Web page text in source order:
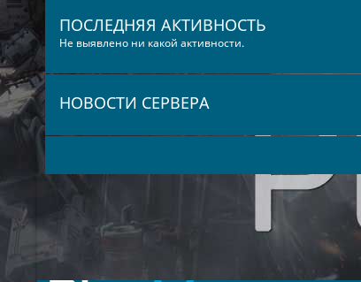
ПОСЛЕДНЯЯ АКТИВНОСТЬ
Не выявлено ни какой активности.
НОВОСТИ СЕРВЕРА